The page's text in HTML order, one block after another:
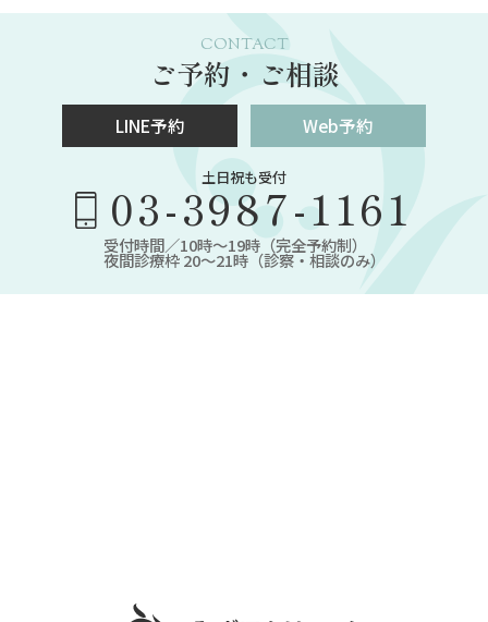
CONTACT
ご予約・ご相談
LINE予約 Web予約
土日祝も受付
03-3987-1161
受付時間／10時～19時（完全予約制）
夜間診療枠 20～21時（診察・相談のみ）